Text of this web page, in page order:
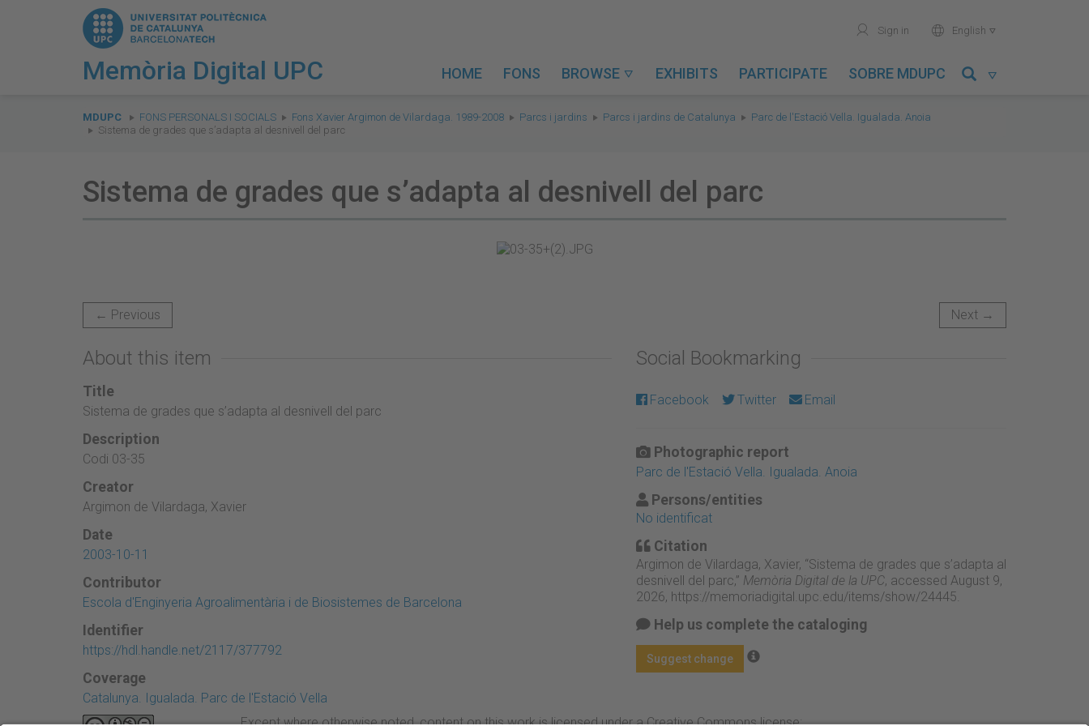
Memòria Digital UPC
user Sign in world English 
HOME FONS BROWSE  EXHIBITS PARTICIPATE SOBRE MDUPC 
are
here:
MDUPC FONS PERSONALS I SOCIALS Fons Xavier Argimon de Vilardaga. 1989-2008 Parcs i jardins Parcs i jardins de Catalunya
Parc de l'Estació Vella. Igualada. Anoia
Sistema de grades que s’adapta al desnivell del parc
Sistema de grades que s’adapta al desnivell del parc
← Previous Next →
About this item
Title
Sistema de grades que s’adapta al desnivell del parc
Description
Codi 03-35
Creator
Argimon de Vilardaga, Xavier
Date
2003-10-11
Contributor
Escola d'Enginyeria Agroalimentària i de Biosistemes de Barcelona
Identifier
https://hdl.handle.net/2117/377792
Coverage
Catalunya. Igualada. Parc de l'Estació Vella
Social Bookmarking
Facebook Twitter Email
Photographic report
Parc de l'Estació Vella. Igualada. Anoia
Persons/entities
No identificat
Citation
Argimon de Vilardaga, Xavier, “Sistema de grades que s’adapta al
desnivell del parc,” Memòria Digital de la UPC, accessed August 9,
2026, https://memoriadigital.upc.edu/items/show/24445
Help us complete the cataloging
Suggest change
Except where otherwise noted, content on this work is licensed under a Creative Commons license: